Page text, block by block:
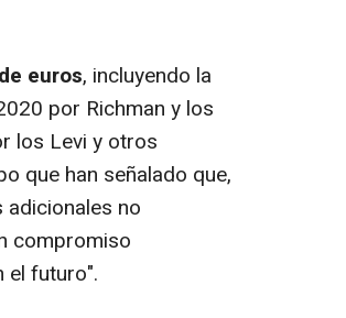
euros, incluyendo la
por Richman y los
los Levi y otros
que han señalado que,
no
compromiso
el futuro".